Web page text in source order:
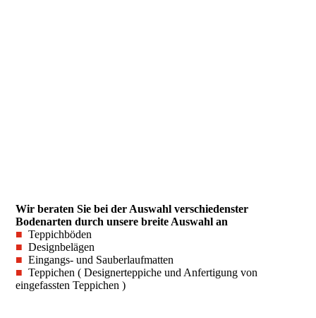
Wir beraten Sie bei der Auswahl verschiedenster
Bodenarten durch unsere breite Auswahl an
■ Teppichböden
■ Designbelägen
■ Eingangs- und Sauberlaufmatten
■ Teppichen ( Designerteppiche und Anfertigung von
eingefassten Teppichen )